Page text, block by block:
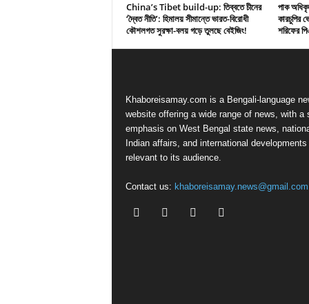
China’s Tibet build-up: তিব্বতে চীনের
‘দ্বৈত নীতি’: হিমালয় সীমান্তে ভারত-বিরোধী
কৌশলগত সুরক্ষা-বলয় গড়ে তুলছে বেইজিং!
পাক
কারচুপির
শরিফের
Khaboreisamay.com is a Bengali-language
website offering a wide range of news, with a
emphasis on West Bengal state news,
Indian affairs, and international developments
relevant to its audience.
Contact us: khaboreisamay.news@gmail.com